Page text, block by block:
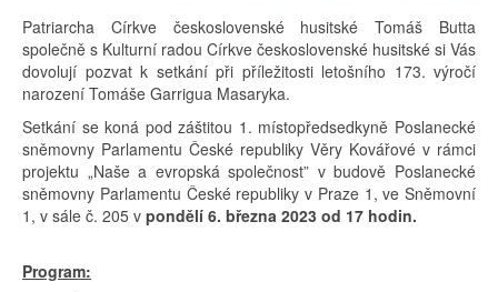
Patriarcha Církve československé husitské Tomáš Butta
společně s Kulturní radou Církve československé husitské si Vás
dovolují pozvat k setkání při příležitosti letošního 173. výročí
narození Tomáše Garrigua Masaryka.
Setkání se koná pod záštitou 1. místopředsedkyně Poslanecké
sněmovny Parlamentu České republiky Věry Kovářové v rámci
projektu „Naše a evropská společnost” v budově Poslanecké
sněmovny Parlamentu České republiky v Praze 1, ve Sněmovní
1, v sále č. 205 v pondělí 6. března 2023 od 17 hodin.
Program: